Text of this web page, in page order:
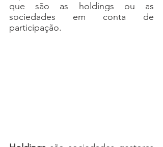
que são as holdings ou as
sociedades em conta de
participação.